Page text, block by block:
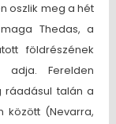
oszlik meg a hét
Thedas, a
földrészének
adja. Ferelden
ráadásul talán a
között (Nevarra,